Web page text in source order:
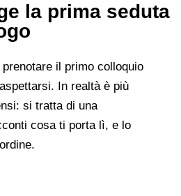
la prima seduta
il primo colloquio
In realtà è più
si tratta di una
cosa ti porta lì, e lo